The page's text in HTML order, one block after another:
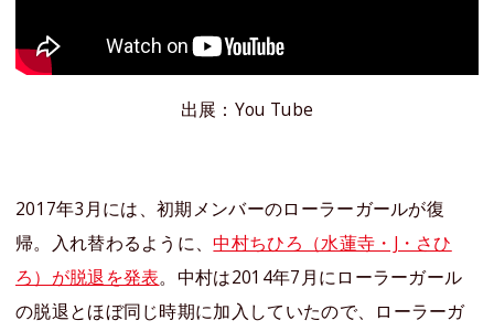
出展：You Tube
2017年3月には、初期メンバーのローラーガールが復
帰。入れ替わるように、中村ちひろ（水蓮寺・J・さひ
ろ）が脱退を発表。中村は2014年7月にローラーガール
の脱退とほぼ同じ時期に加入していたので、ローラーガ